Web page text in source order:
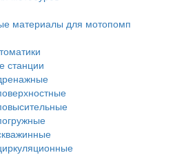
материалы для мотопомп
станции